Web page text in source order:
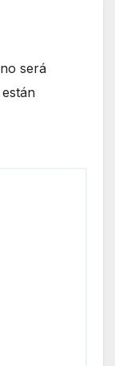
será